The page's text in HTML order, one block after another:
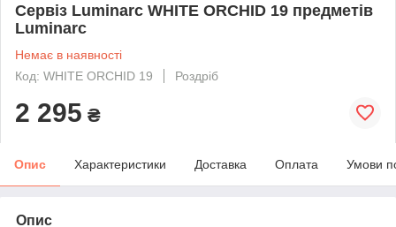
Сервіз Luminarc WHITE ORCHID 19 предметів
Luminarc
Немає в наявності
Код: WHITE ORCHID 19
Роздріб
2 295 ₴
Опис Характеристики Доставка Оплата Умови
Опис